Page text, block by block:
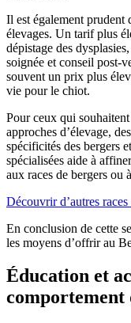
Il est également prudent
élevages. Un tarif plus
dépistage des
soignée et conseil post-
souvent un prix plus
vie pour le chiot.
Pour ceux qui
approches d’élevage,
spécificités des bergers
spécialisées aide à
aux races de bergers ou
Découvrir d’autres races
En conclusion de cette
les moyens d’offrir au
Éducation et
comportement